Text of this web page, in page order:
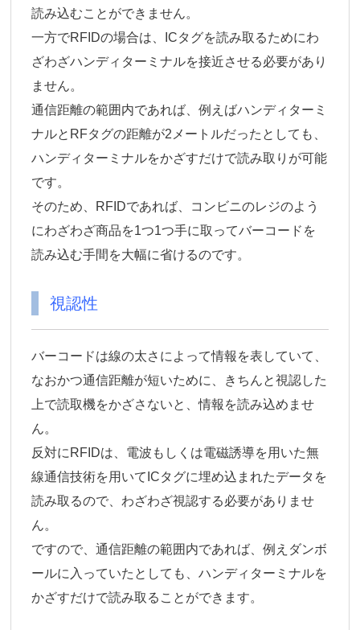
読み込むことができません。
一方でRFIDの場合は、ICタグを読み取るためにわ
ざわざハンディターミナルを接近させる必要があり
ません。
通信距離の範囲内であれば、例えばハンディターミ
ナルとRFタグの距離が2メートルだったとしても、
ハンディターミナルをかざすだけで読み取りが可能
です。
そのため、RFIDであれば、コンビニのレジのよう
にわざわざ商品を1つ1つ手に取ってバーコードを
読み込む手間を大幅に省けるのです。
視認性
バーコードは線の太さによって情報を表していて、
なおかつ通信距離が短いために、きちんと視認した
上で読取機をかざさないと、情報を読み込めませ
ん。
反対にRFIDは、電波もしくは電磁誘導を用いた無
線通信技術を用いてICタグに埋め込まれたデータを
読み取るので、わざわざ視認する必要がありませ
ん。
ですので、通信距離の範囲内であれば、例えダンボ
ールに入っていたとしても、ハンディターミナルを
かざすだけで読み取ることができます。